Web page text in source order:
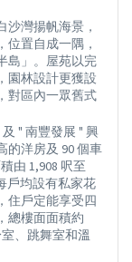
灣揚帆海景，
置自成一隅，
島」。屋苑以完
園林設計更獲設
對區內一眾舊式
" 南豐發展 " 興
的洋房及 90 個車
由 1,908 呎至
戶均設有私家花
住戶定能享受四
總樓面面積約
、跳舞室和溫